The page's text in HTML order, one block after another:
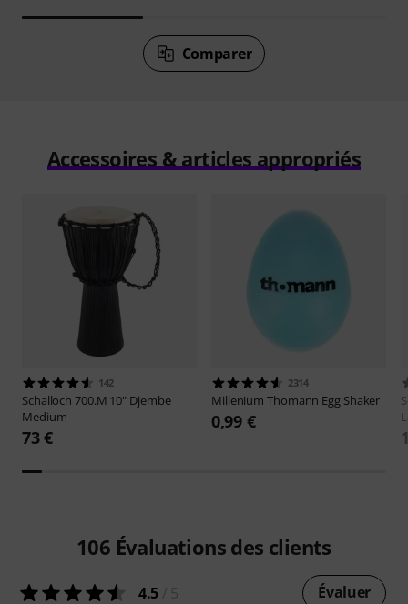
Comparer
Accessoires & articles appropriés
142
Schalloch700.M 10" Djembe
Medium
73 €
2314
Millenium Thomann Egg Shaker
0,99 €
106 Évaluations des clients
4.5 Évaluer